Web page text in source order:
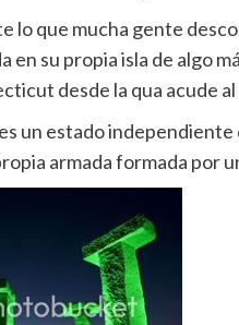
lo que mucha gente
en su propia isla de algo
desde la qua acude
un estado
armada formada por